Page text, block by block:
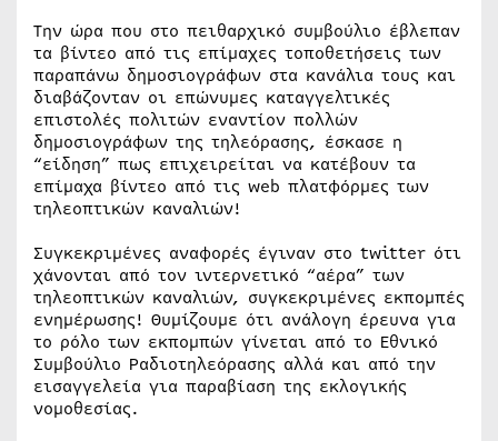
Την ώρα που στο πειθαρχικό συμβούλιο έβλεπαν
τα βίντεο από τις επίμαχες τοποθετήσεις των
παραπάνω δημοσιογράφων στα κανάλια τους και
διαβάζονταν οι επώνυμες καταγγελτικές
επιστολές πολιτών εναντίον πολλών
δημοσιογράφων της τηλεόρασης, έσκασε η
“είδηση” πως επιχειρείται να κατέβουν τα
επίμαχα βίντεο από τις web πλατφόρμες των
τηλεοπτικών καναλιών!
Συγκεκριμένες αναφορές έγιναν στο twitter ότι
χάνονται από τον ιντερνετικό “αέρα” των
τηλεοπτικών καναλιών, συγκεκριμένες εκπομπές
ενημέρωσης! Θυμίζουμε ότι ανάλογη έρευνα για
το ρόλο των εκπομπών γίνεται από το Εθνικό
Συμβούλιο Ραδιοτηλεόρασης αλλά και από την
εισαγγελεία για παραβίαση της εκλογικής
νομοθεσίας.